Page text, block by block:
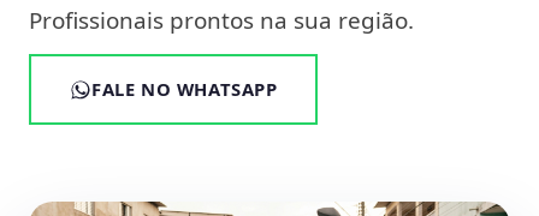
Profissionais prontos na sua região.
FALE NO WHATSAPP